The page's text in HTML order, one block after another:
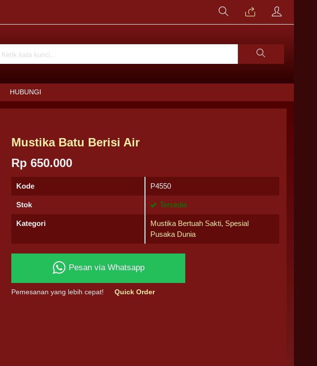
HUBUNGI
Mustika Batu Berisi Air
Rp 650.000
Kode P4550
Stok Tersedia
Kategori Mustika Bertuah Sakti, Spesial
Pusaka Dunia
Pesan via Whatsapp
Pemesanan yang lebih cepat! Quick Order